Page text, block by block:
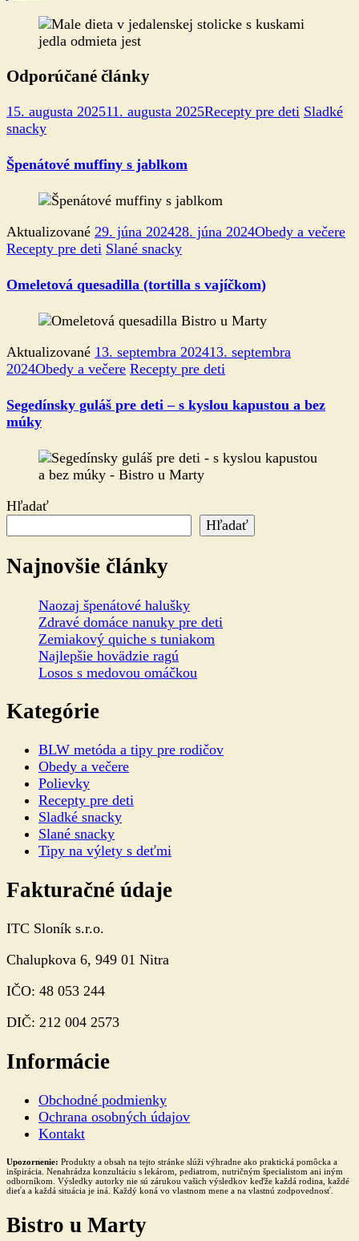
Odporúčané články
15. augusta 202511. augusta 2025Recepty pre deti Sladké
snacky
Špenátové muffiny s jablkom
Aktualizované 29. júna 202428. júna 2024Obedy a večere
Recepty pre deti Slané snacky
Omeletová quesadilla (tortilla s vajíčkom)
Aktualizované 13. septembra 202413. septembra
2024Obedy a večere Recepty pre deti
Segedínsky guláš pre deti – s kyslou kapustou a bez
múky
Hľadať
Hľadať
Najnovšie články
Naozaj špenátové halušky
Zdravé domáce nanuky pre deti
Zemiakový quiche s tuniakom
Najlepšie hovädzie ragú
Losos s medovou omáčkou
Kategórie
BLW metóda a tipy pre rodičov
Obedy a večere
Polievky
Recepty pre deti
Sladké snacky
Slané snacky
Tipy na výlety s deťmi
Fakturačné údaje
ITC Sloník s.r.o.
Chalupkova 6, 949 01 Nitra
IČO: 48 053 244
DIČ: 212 004 2573
Informácie
Obchodné podmienky
Ochrana osobných údajov
Kontakt
Upozornenie: Produkty a obsah na tejto stránke slúži výhradne ako praktická pomôcka a
inšpirácia. Nenahrádza konzultáciu s lekárom, pediatrom, nutričným špecialistom ani iným
odborníkom. Výsledky autorky nie sú zárukou vašich výsledkov keďže každá rodina, každé
dieťa a každá situácia je iná. Každý koná vo vlastnom mene a na vlastnú zodpovednosť.
Bistro u Marty